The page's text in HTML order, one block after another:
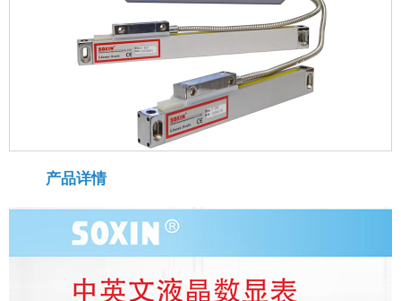
产品详情